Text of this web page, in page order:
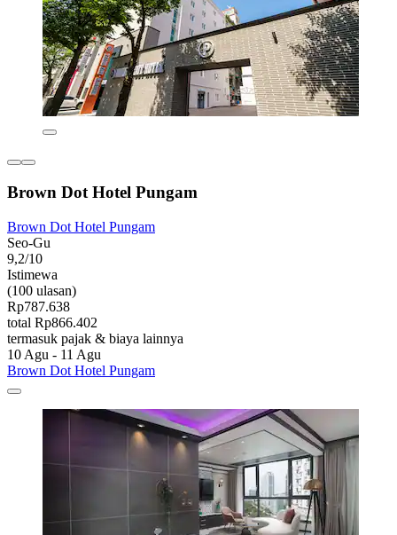
Brown Dot Hotel Pungam
Brown Dot Hotel Pungam
Seo-Gu
9,2/10
Istimewa
(100 ulasan)
Rp787.638
total Rp866.402
termasuk pajak & biaya lainnya
10 Agu - 11 Agu
Brown Dot Hotel Pungam